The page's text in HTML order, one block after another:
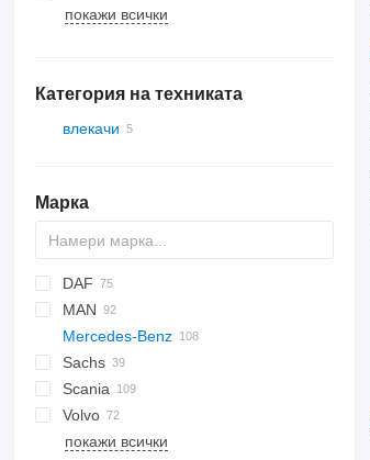
покажи всички
Категория на техниката
влекачи
Марка
Q-series
DAF
CF
LF
XF
F-MAX
EuroCargo
Stralis
Trakker
MAN
TGA
TGL
TGM
TGS
TGX
Mercedes-Benz
Actros
Actros 1832
Actros 1840
Actros 1841
Antos
Arocs
Arocs 2651
Atego
Magnum
Sachs
Scania
G-series
P-series
Volvo
FH
покажи всички